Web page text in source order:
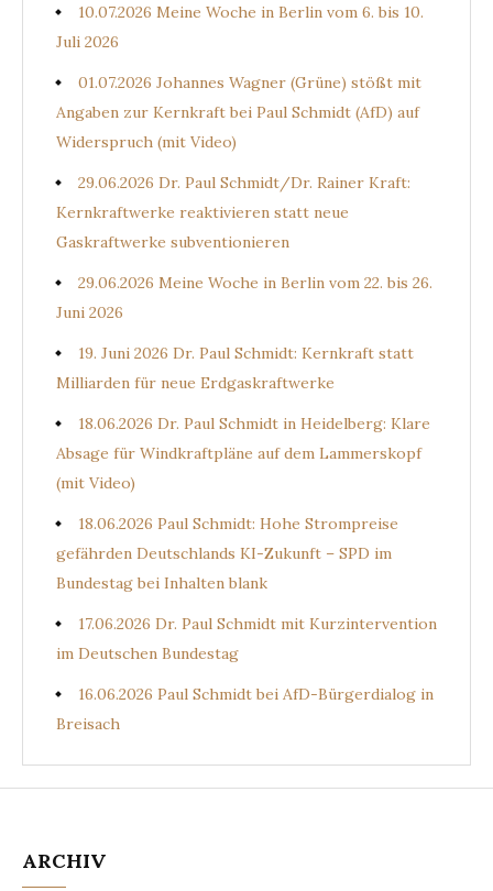
10.07.2026 Meine Woche in Berlin vom 6. bis 10.
Juli 2026
01.07.2026 Johannes Wagner (Grüne) stößt mit
Angaben zur Kernkraft bei Paul Schmidt (AfD) auf
Widerspruch (mit Video)
29.06.2026 Dr. Paul Schmidt/Dr. Rainer Kraft:
Kernkraftwerke reaktivieren statt neue
Gaskraftwerke subventionieren
29.06.2026 Meine Woche in Berlin vom 22. bis 26.
Juni 2026
19. Juni 2026 Dr. Paul Schmidt: Kernkraft statt
Milliarden für neue Erdgaskraftwerke
18.06.2026 Dr. Paul Schmidt in Heidelberg: Klare
Absage für Windkraftpläne auf dem Lammerskopf
(mit Video)
18.06.2026 Paul Schmidt: Hohe Strompreise
gefährden Deutschlands KI-Zukunft – SPD im
Bundestag bei Inhalten blank
17.06.2026 Dr. Paul Schmidt mit Kurzintervention
im Deutschen Bundestag
16.06.2026 Paul Schmidt bei AfD-Bürgerdialog in
Breisach
ARCHIV